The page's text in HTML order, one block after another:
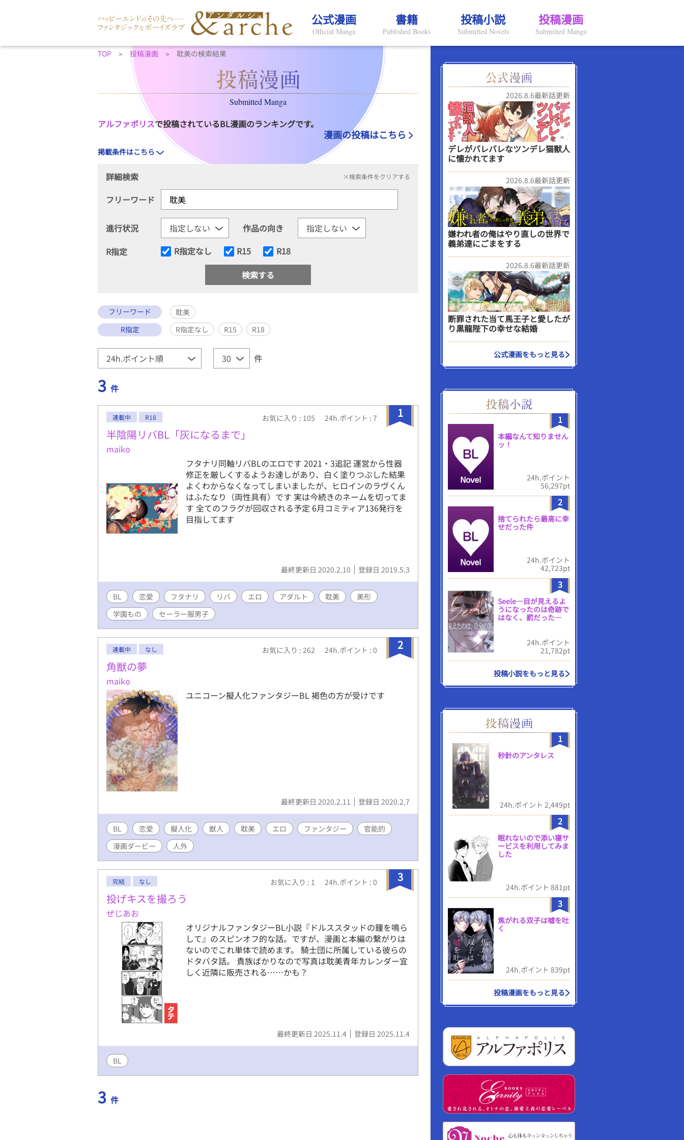
公式漫画
Official Manga
書籍
Published Books
投稿小説
Submitted Novels
投稿漫画
Submitted Manga
TOP 投稿漫画 耽美の検索結果
Submitted Manga
アルファポリスで投稿されているBL漫画のランキングです。
漫画の投稿はこちら
掲載条件はこちら
詳細検索 ×検索条件をクリアする
フリーワード
進行状況
作品の向き
R指定
R指定なし R15 R18
フリーワード
耽美
R指定
R指定なし R15 R18
件
3 件
1
連載中 R18 お気に入り : 105 24h.ポイント : 7
半陰陽リバBL「灰になるまで」
maiko
フタナリ同軸リバBLのエロです 2021・3追記 運営から性器
修正を厳しくするようお達しがあり、白く塗りつぶした結果
よくわからなくなってしまいましたが、ヒロインのラヴくん
はふたなり（両性具有）です 実は今続きのネームを切ってま
す 全てのフラグが回収される予定 6月コミティア136発行を
目指してます
最終更新日 2020.2.10 登録日 2019.5.3
BL 恋愛 フタナリ リバ エロ アダルト 耽美
美形
学園もの
セーラー服男子
2
連載中 なし お気に入り : 262 24h.ポイント : 0
角獣の夢
maiko
ユニコーン擬人化ファンタジーBL 褐色の方が受けです
最終更新日 2020.2.11 登録日 2020.2.7
BL 恋愛 擬人化 獣人 耽美 エロ ファンタジー
官能的
漫画ダービー
人外
3
完結 なし お気に入り : 1 24h.ポイント : 0
投げキスを撮ろう
ぜじあお
オリジナルファンタジーBL小説『ドルススタッドの鐘を鳴ら
して』のスピンオフ的な話。ですが、漫画と本編の繋がりは
ないのでこれ単体で読めます。 騎士団に所属している彼らの
ドタバタ話。 貴族ばかりなので写真は耽美青年カレンダー宜
しく近隣に販売される……かも？
最終更新日 2025.11.4 登録日 2025.11.4
BL
3 件
2026.8.6最新話更新
デレがバレバレなツンデレ猫獣人
に懐かれてます
2026.8.6最新話更新
嫌われ者の俺はやり直しの世界で
義弟達にごまをする
2026.8.6最新話更新
断罪された当て馬王子と愛したが
り黒龍陛下の幸せな結婚
公式漫画をもっと見る
1
本編なんて知りません
ッ！
24h.ポイント
56,297pt
2
捨てられたら最高に幸
せだった件
24h.ポイント
42,723pt
3
Seele―目が見えるよ
うになったのは奇跡で
はなく、罰だった―
24h.ポイント
21,782pt
投稿小説をもっと見る
1
秒針のアンタレス
24h.ポイント 2,449pt
2
眠れないので添い寝サ
ービスを利用してみま
した
24h.ポイント 881pt
3
焦がれる双子は嘘を吐
く
24h.ポイント 839pt
投稿漫画をもっと見る